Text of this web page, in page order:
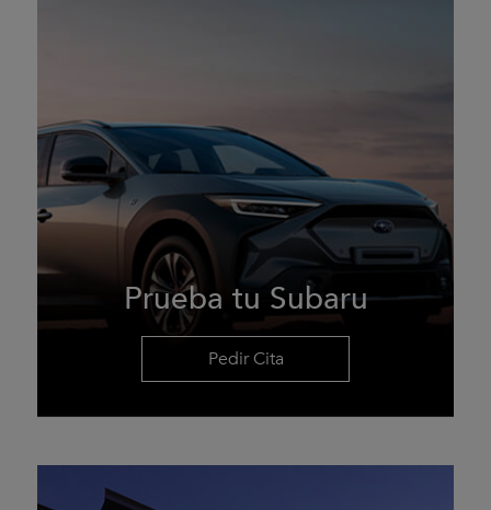
Prueba tu Subaru
Pedir Cita